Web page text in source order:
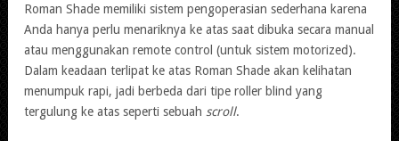
Roman Shade memiliki sistem pengoperasian sederhana karena
Anda hanya perlu menariknya ke atas saat dibuka secara manual
atau menggunakan remote control (untuk sistem motorized).
Dalam keadaan terlipat ke atas Roman Shade akan kelihatan
menumpuk rapi, jadi berbeda dari tipe roller blind yang
tergulung ke atas seperti sebuah scroll.